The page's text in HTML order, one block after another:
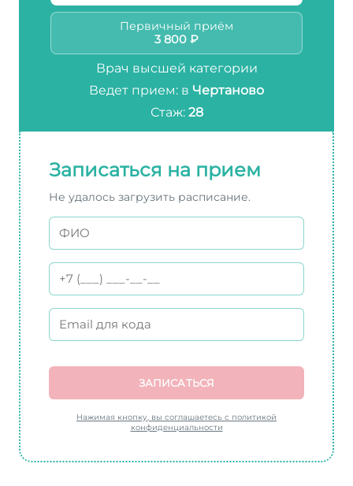
Первичный приём
3 800 ₽
Врач высшей категории
Ведет прием: в Чертаново
Стаж: 28
Записаться на прием
Не удалось загрузить расписание.
ЗАПИСАТЬСЯ
Нажимая кнопку, вы соглашаетесь с политикой
конфиденциальности